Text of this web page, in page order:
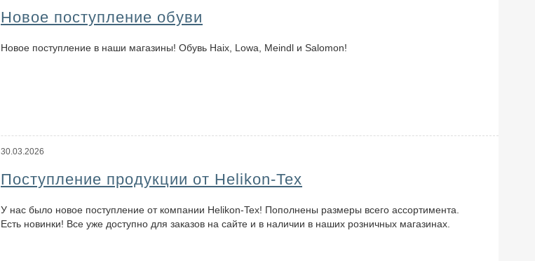
Новое поступление обуви
Новое поступление в наши магазины! Обувь Haix, Lowa, Meindl и Salomon!
30.03.2026
Поступление продукции от Helikon-Tex
У нас было новое поступление от компании Helikon-Tex! Пополнены размеры всего ассортимента.
Есть новинки! Все уже доступно для заказов на сайте и в наличии в наших розничных магазинах.